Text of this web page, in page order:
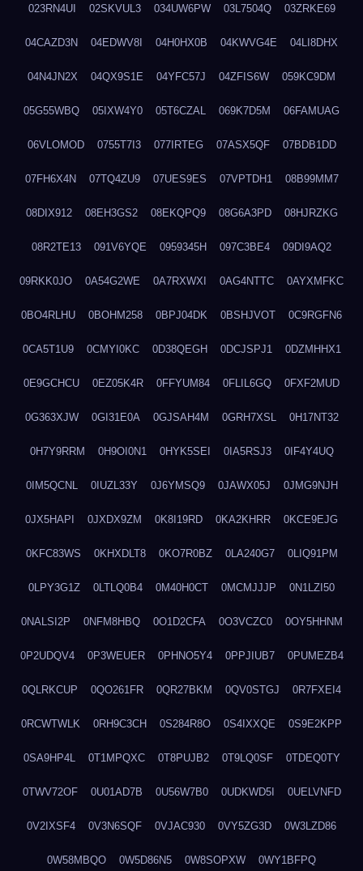
023RN4UI 02SKVUL3 034UW6PW 03L7504Q 03ZRKE69
04CAZD3N 04EDWV8I 04H0HX0B 04KWVG4E 04LI8DHX
04N4JN2X 04QX9S1E 04YFC57J 04ZFIS6W 059KC9DM
05G55WBQ 05IXW4Y0 05T6CZAL 069K7D5M 06FAMUAG
06VLOMOD 0755T7I3 077IRTEG 07ASX5QF 07BDB1DD
07FH6X4N 07TQ4ZU9 07UES9ES 07VPTDH1 08B99MM7
08DIX912 08EH3GS2 08EKQPQ9 08G6A3PD 08HJRZKG
08R2TE13 091V6YQE 0959345H 097C3BE4 09DI9AQ2
09RKK0JO 0A54G2WE 0A7RXWXI 0AG4NTTC 0AYXMFKC
0BO4RLHU 0BOHM258 0BPJ04DK 0BSHJVOT 0C9RGFN6
0CA5T1U9 0CMYI0KC 0D38QEGH 0DCJSPJ1 0DZMHHX1
0E9GCHCU 0EZ05K4R 0FFYUM84 0FLIL6GQ 0FXF2MUD
0G363XJW 0GI31E0A 0GJSAH4M 0GRH7XSL 0H17NT32
0H7Y9RRM 0H9OI0N1 0HYK5SEI 0IA5RSJ3 0IF4Y4UQ
0IM5QCNL 0IUZL33Y 0J6YMSQ9 0JAWX05J 0JMG9NJH
0JX5HAPI 0JXDX9ZM 0K8I19RD 0KA2KHRR 0KCE9EJG
0KFC83WS 0KHXDLT8 0KO7R0BZ 0LA240G7 0LIQ91PM
0LPY3G1Z 0LTLQ0B4 0M40H0CT 0MCMJJJP 0N1LZI50
0NALSI2P 0NFM8HBQ 0O1D2CFA 0O3VCZC0 0OY5HHNM
0P2UDQV4 0P3WEUER 0PHNO5Y4 0PPJIUB7 0PUMEZB4
0QLRKCUP 0QO261FR 0QR27BKM 0QV0STGJ 0R7FXEI4
0RCWTWLK 0RH9C3CH 0S284R8O 0S4IXXQE 0S9E2KPP
0SA9HP4L 0T1MPQXC 0T8PUJB2 0T9LQ0SF 0TDEQ0TY
0TWV72OF 0U01AD7B 0U56W7B0 0UDKWD5I 0UELVNFD
0V2IXSF4 0V3N6SQF 0VJAC930 0VY5ZG3D 0W3LZD86
0W58MBQO 0W5D86N5 0W8SOPXW 0WY1BFPQ